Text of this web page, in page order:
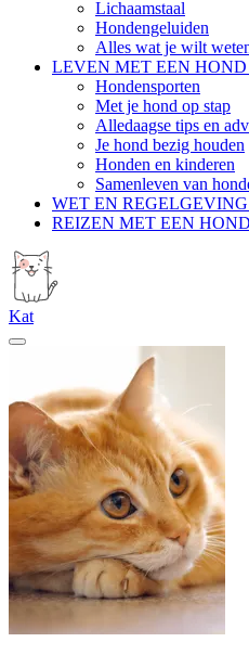
Lichaamstaal
Hondengeluiden
Alles wat je wilt
LEVEN MET EEN HOND
Hondensporten
Met je hond op stap
Alledaagse tips en
Je hond bezig houden
Honden en kinderen
Samenleven van
WET EN
REIZEN MET EEN HOND
Kat